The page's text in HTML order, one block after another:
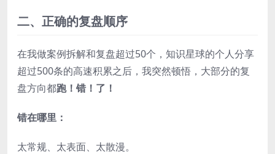
二、正确的复盘顺序
在我做案例拆解和复盘超过50个，知识星球的个人分享
超过500条的高速积累之后，我突然顿悟，大部分的复
盘方向都跑！错！了！
错在哪里：
太常规、太表面、太散漫。